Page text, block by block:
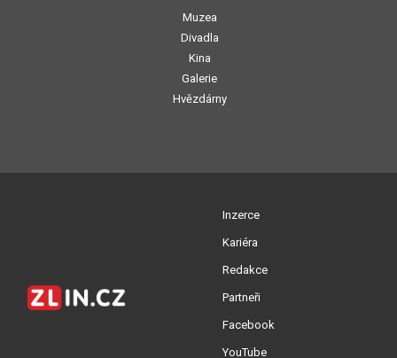
Muzea
Divadla
Kina
Galerie
Hvězdárny
Inzerce
Kariéra
Redakce
Partneři
Facebook
YouTube